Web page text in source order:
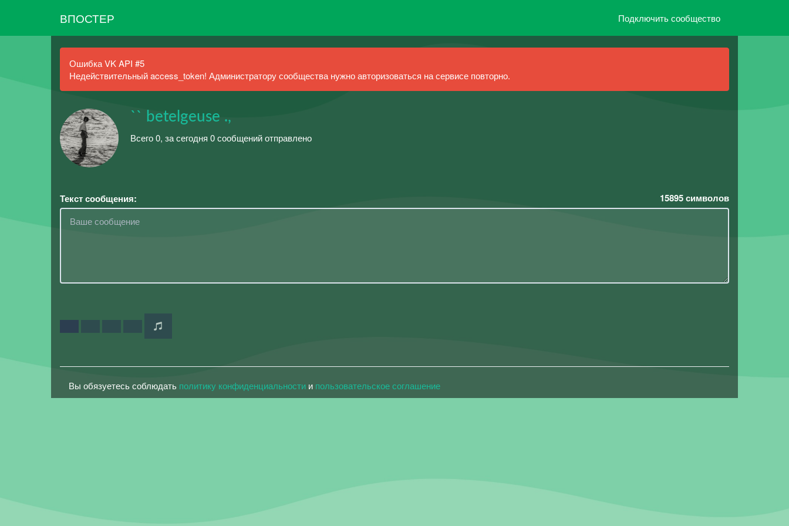
ВПОСТЕР Подключить сообщество
Ошибка VK API #5
Недействительный access_token! Администратору сообщества нужно авторизоваться на сервисе повторно.
`` betelgeuse .,
Всего 0, за сегодня 0 сообщений отправлено
Текст сообщения: 15895символов
Вы обязуетесь соблюдать политику конфиденциальности и пользовательское соглашение